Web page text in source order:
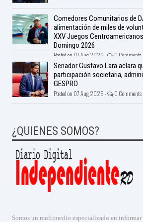
Comedores Comunitarios de
alimentación de miles de
XXV Juegos
Domingo 2026
Posted on 07 Aug 2026 - 0 Comments
Senador Gustavo Lara aclara
participación societaria,
GESPRO
Posted on 07 Aug 2026 - 0 Comments
¿QUIENES SOMOS?
Somos un multimedio especializado en informar